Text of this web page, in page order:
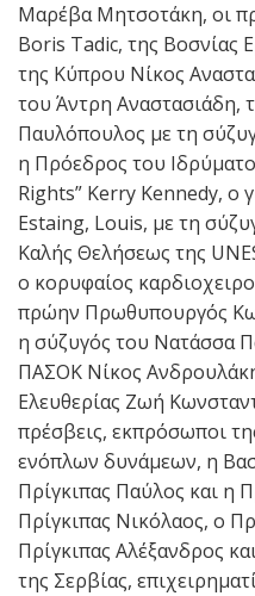
Μαρέβα Μητσοτάκη, οι
Boris Tadic, της Βοσνίας
της Κύπρου Νίκος
του Άντρη Αναστασιάδη,
Παυλόπουλος με τη
η Πρόεδρος του
Rights” Kerry Kennedy, ο
Estaing, Louis, με τη
Καλής Θελήσεως της
o κορυφαίος
πρώην Πρωθυπουργός
η σύζυγός του Νατάσσα
ΠΑΣΟΚ Νίκος
Ελευθερίας Ζωή
πρέσβεις, εκπρόσωποι
ενόπλων δυνάμεων, η
Πρίγκιπας Παύλος και η
Πρίγκιπας Νικόλαος, ο
Πρίγκιπας Αλέξανδρος
της Σερβίας,